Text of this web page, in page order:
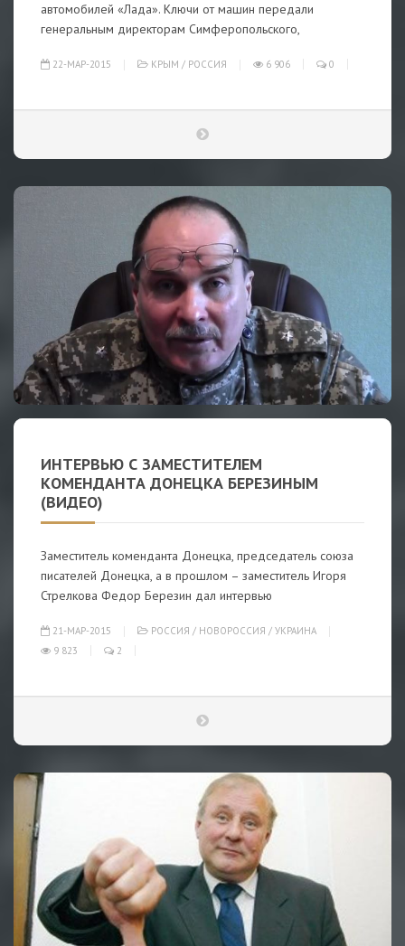
автомобилей «Лада». Ключи от машин передали
генеральным директорам Симферопольского,
22-МАР-2015 КРЫМ / РОССИЯ 6 906 0
ИНТЕРВЬЮ С ЗАМЕСТИТЕЛЕМ
КОМЕНДАНТА ДОНЕЦКА БЕРЕЗИНЫМ
(ВИДЕО)
Заместитель коменданта Донецка, председатель союза
писателей Донецка, а в прошлом – заместитель Игоря
Стрелкова Федор Березин дал интервью
21-МАР-2015 РОССИЯ / НОВОРОССИЯ / УКРАИНА
9 823
2